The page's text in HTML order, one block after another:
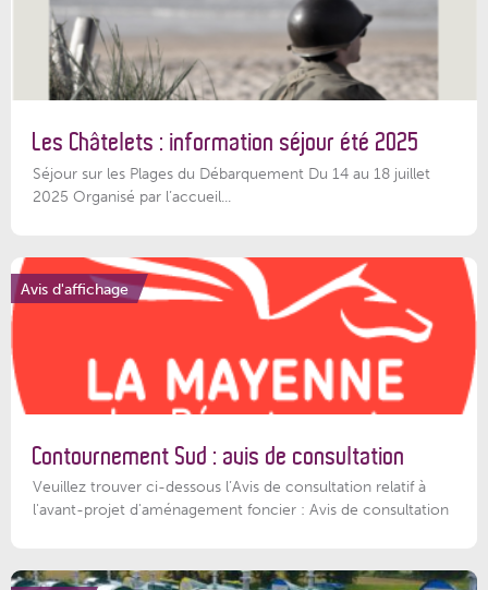
Les Châtelets : information séjour été 2025
Séjour sur les Plages du Débarquement Du 14 au 18 juillet
2025 Organisé par l’accueil...
Avis d'affichage
Contournement Sud : avis de consultation
Veuillez trouver ci-dessous l’Avis de consultation relatif à
l'avant-projet d'aménagement foncier : Avis de consultation